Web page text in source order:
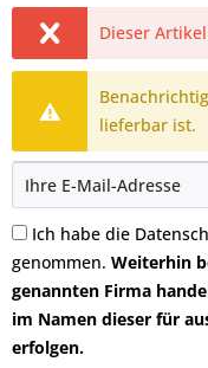
Dieser
lieferbar ist.
Ich habe die
genommen. Weiterhin
genannten Firma
im Namen dieser für
erfolgen.